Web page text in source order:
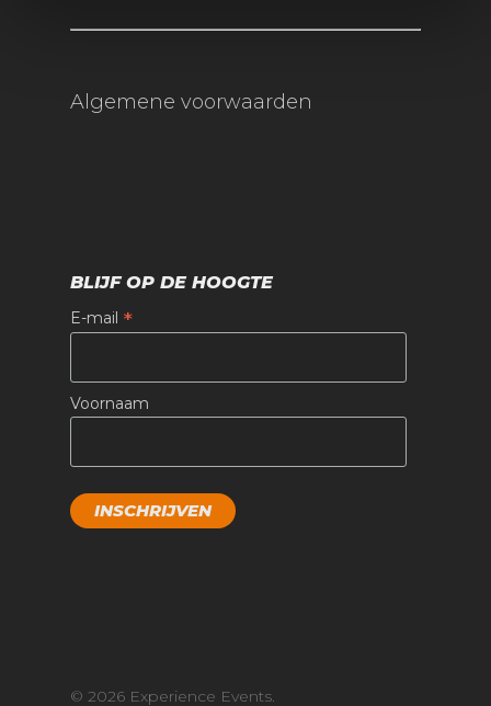
Algemene voorwaarden
BLIJF OP DE HOOGTE
E-mail *
Voornaam
© 2026 Experience Events.